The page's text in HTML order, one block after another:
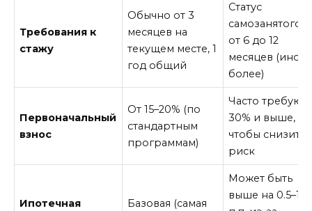
Требования к
стажу
Обычно от 3
месяцев на
текущем месте, 1
год общий
Статус
самозанятого/
от 6 до 12
месяцев
более)
Первоначальный
взнос
От 15–20% (по
стандартным
программам)
Часто требуют
30% и выше,
чтобы снизить
риск
Ипотечная
Базовая (самая
Может быть
выше на 0.5–1.5